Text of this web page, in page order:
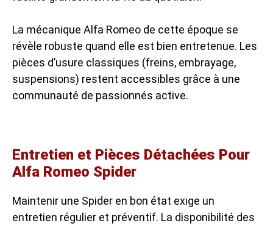
La mécanique Alfa Romeo de cette époque se
révèle robuste quand elle est bien entretenue. Les
pièces d’usure classiques (freins, embrayage,
suspensions) restent accessibles grâce à une
communauté de passionnés active.
Entretien et Pièces Détachées Pour
Alfa Romeo Spider
Maintenir une Spider en bon état exige un
entretien régulier et préventif. La disponibilité des